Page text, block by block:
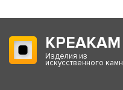
КРЕАКАМ
Изделия из
искусственного